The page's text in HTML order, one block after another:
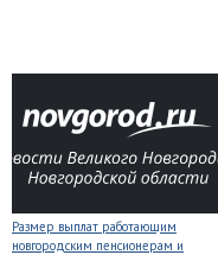
Размер выплат работающим
новгородским пенсионерам и